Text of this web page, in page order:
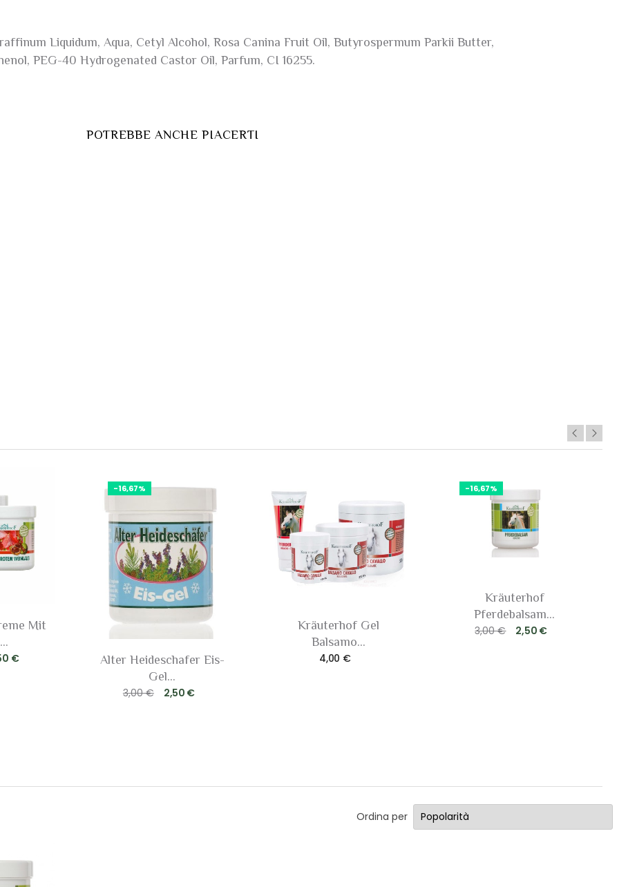
Liquidum, Aqua, Cetyl Alcohol, Rosa Canina Fruit Oil, Butyrospermum Parkii Butter,
PEG-40 Hydrogenated Castor Oil, Parfum, CI 16255.
POTREBBE ANCHE PIACERTI
Mit
€
-16,67%
Alter Heideschafer Eis-
Gel...
3,00 €
2,50 €
Kräuterhof Gel
Balsamo...
4,00 €
-16,67%
Kräuterhof
Pferdebalsam...
3,00 €
2,50 €
Ordina per